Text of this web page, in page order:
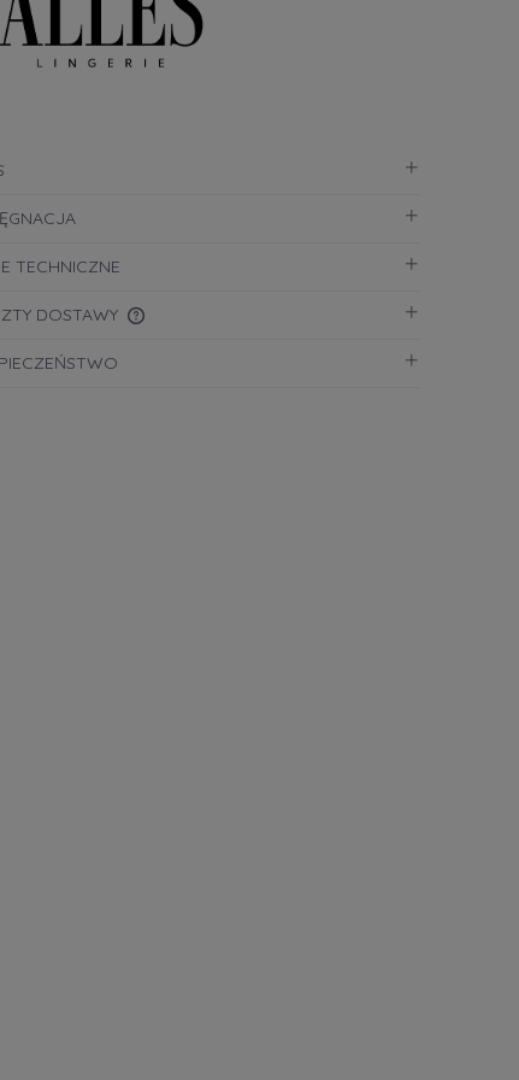
TECHNICZNE
DOSTAWY
CENA NIE ZAWIERA EWENTUALNYCH